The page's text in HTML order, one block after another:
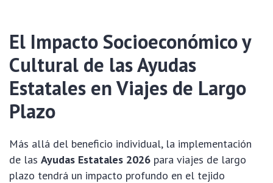
El Impacto Socioeconómico y
Cultural de las Ayudas
Estatales en Viajes de Largo
Plazo
Más allá del beneficio individual, la implementación
de las Ayudas Estatales 2026 para viajes de largo
plazo tendrá un impacto profundo en el tejido